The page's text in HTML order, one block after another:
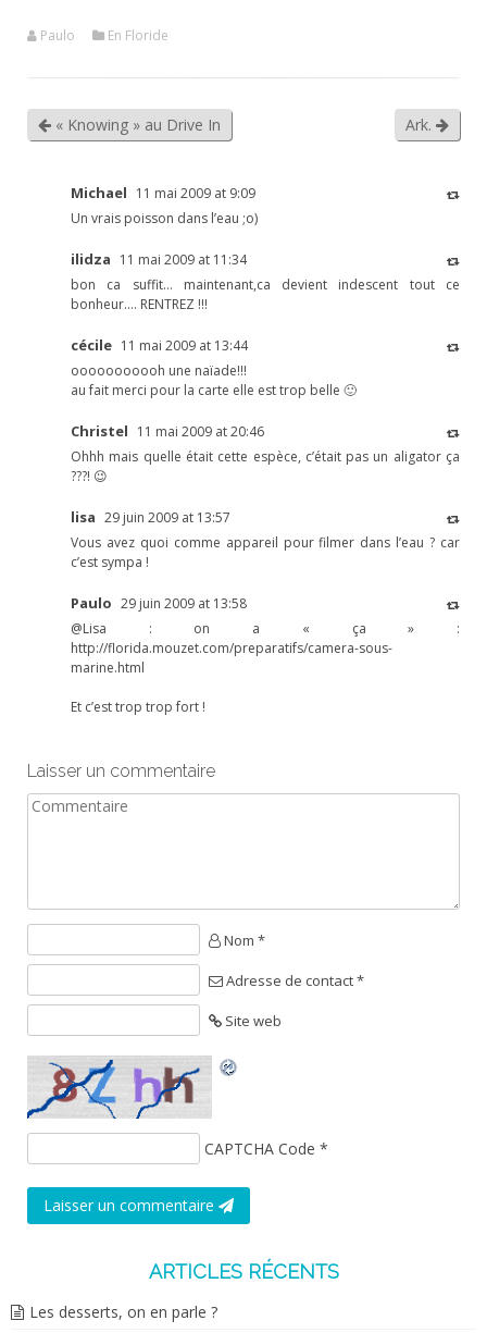
Paulo En Floride
« Knowing » au Drive In Ark.
Michael 11 mai 2009 at 9:09
Un vrais poisson dans l’eau ;o)
ilidza 11 mai 2009 at 11:34
bon ca suffit… maintenant,ca devient indescent tout ce
bonheur…. RENTREZ !!!
cécile 11 mai 2009 at 13:44
ooooooooooh une naïade!!!
au fait merci pour la carte elle est trop belle 🙂
Christel 11 mai 2009 at 20:46
Ohhh mais quelle était cette espèce, c’était pas un aligator ça
???! 😉
lisa 29 juin 2009 at 13:57
Vous avez quoi comme appareil pour filmer dans l’eau ? car
c’est sympa !
Paulo 29 juin 2009 at 13:58
@Lisa : on a « ça » :
http://florida.mouzet.com/preparatifs/camera-sous-
marine.html
Et c’est trop trop fort !
Laisser un commentaire
Nom *
Adresse de contact *
Site web
CAPTCHA Code *
Laisser un commentaire
ARTICLES RÉCENTS
Les desserts, on en parle ?